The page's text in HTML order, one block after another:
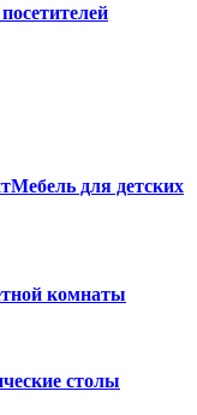
Мебель для детских
комнаты
столы